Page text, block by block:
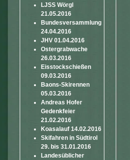
LJSS Wörgl
21.05.2016
Bundesversammlung
24.04.2016
JHV 01.04.2016
Ostergrabwache
26.03.2016
Eisstockschießen
09.03.2016
Baons-Skirennen
05.03.2016
Andreas Hofer
Gedenkfeier
21.02.2016
Koasalauf 14.02.2016
Skifahren in Südtirol
29. bis 31.01.2016
Landesüblicher